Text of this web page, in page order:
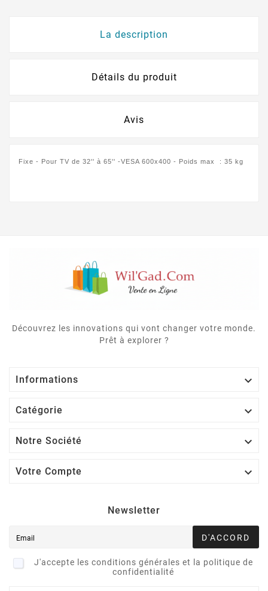
La description
Détails du produit
Avis
Fixe - Pour TV de 32'' à 65'' -VESA 600x400 - Poids max : 35 kg
Découvrez les innovations qui vont changer votre monde.
Prêt à explorer ?
Informations 
Catégorie 
Notre Société 
Votre Compte 
Newsletter
D'ACCORD
J'accepte les conditions générales et la politique de
confidentialité